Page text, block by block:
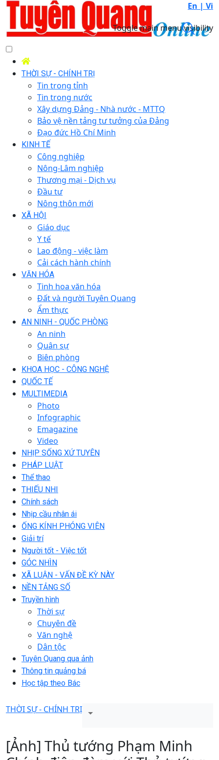
En | Vi
Toggle main menu visibility
THỜI SỰ - CHÍNH TRỊ
Tin trong tỉnh
Tin trong nước
Xây dựng Đảng - Nhà nước - MTTQ
Bảo vệ nền tảng tư tưởng của Đảng
Đạo đức Hồ Chí Minh
KINH TẾ
Công nghiệp
Nông-Lâm nghiệp
Thương mại - Dịch vụ
Đầu tư
Nông thôn mới
XÃ HỘI
Giáo dục
Y tế
Lao động - việc làm
Cải cách hành chính
VĂN HÓA
Tinh hoa văn hóa
Đất và người Tuyên Quang
Ẩm thực
AN NINH - QUỐC PHÒNG
An ninh
Quân sự
Biên phòng
KHOA HỌC - CÔNG NGHỆ
QUỐC TẾ
MULTIMEDIA
Photo
Infographic
Emagazine
Video
NHỊP SỐNG XỨ TUYÊN
PHÁP LUẬT
Thể thao
THIẾU NHI
Chính sách
Nhịp cầu nhân ái
ỐNG KÍNH PHÓNG VIÊN
Giải trí
Người tốt - Việc tốt
GÓC NHÌN
XÃ LUẬN - VẤN ĐỀ KỲ NÀY
NỀN TẢNG SỐ
Truyền hình
Thời sự
Chuyên đề
Văn nghệ
Dân tộc
Tuyên Quang qua ảnh
Thông tin quảng bá
Học tập theo Bác
THỜI SỰ - CHÍNH TRỊ
[Ảnh] Thủ tướng Phạm Minh